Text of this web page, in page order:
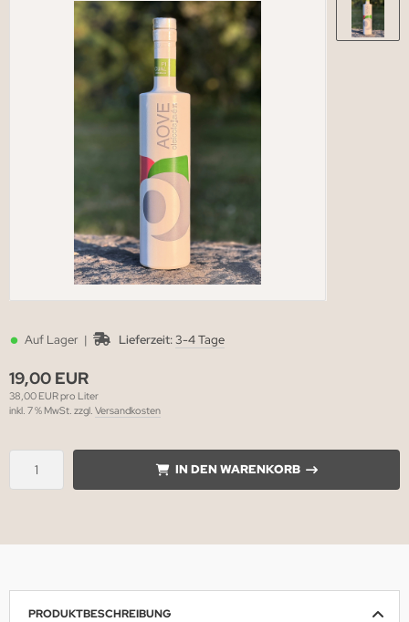
• Auf Lager | Lieferzeit:3-4 Tage
19,00 EUR
38,00 EUR pro Liter
inkl. 7 % MwSt. zzgl. Versandkosten
IN DEN WARENKORB
PRODUKTBESCHREIBUNG